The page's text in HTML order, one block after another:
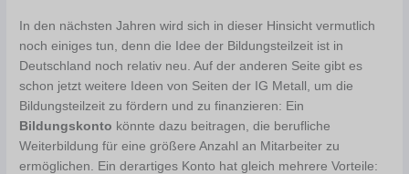
In den nächsten Jahren wird sich in dieser Hinsicht vermutlich
noch einiges tun, denn die Idee der Bildungsteilzeit ist in
Deutschland noch relativ neu. Auf der anderen Seite gibt es
schon jetzt weitere Ideen von Seiten der IG Metall, um die
Bildungsteilzeit zu fördern und zu finanzieren: Ein
Bildungskonto könnte dazu beitragen, die berufliche
Weiterbildung für eine größere Anzahl an Mitarbeiter zu
ermöglichen. Ein derartiges Konto hat gleich mehrere Vorteile: